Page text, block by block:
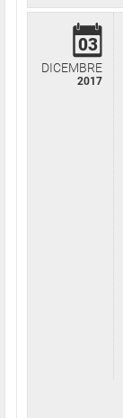
03
DICEMBRE
2017